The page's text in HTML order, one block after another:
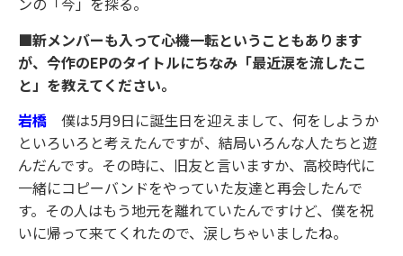
■新メンバーも入って心機一転ということもあります
が、今作のEPのタイトルにちなみ「最近涙を流したこ
と」を教えてください。
岩橋 僕は5月9日に誕生日を迎えまして、何をしようか
といろいろと考えたんですが、結局いろんな人たちと遊
んだんです。その時に、旧友と言いますか、高校時代に
一緒にコピーバンドをやっていた友達と再会したんで
す。その人はもう地元を離れていたんですけど、僕を祝
いに帰って来てくれたので、涙しちゃいましたね。